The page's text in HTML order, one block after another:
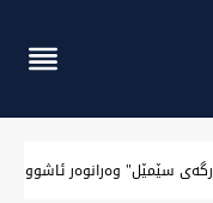
سێمێل" وەرانوەر